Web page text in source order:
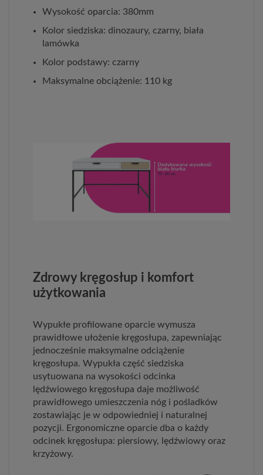
Wysokość oparcia: 380mm
Kolor siedziska: dinozaury, czarny, biała
lamówka
Kolor podstawy: czarny
Maksymalne obciążenie: 110 kg
Zdrowy kręgosłup i komfort
użytkowania
Wypukłe profilowane oparcie wymusza
prawidłowe ułożenie kręgosłupa, zapewniając
jednocześnie maksymalne odciążenie
kręgosłupa. Wypukła część siedziska
usytuowana na wysokości odcinka
lędźwiowego kręgosłupa daje możliwość
prawidłowego umieszczenia nóg i pośladków
zostawiając je w odpowiedniej i naturalnej
pozycji. Ergonomiczne oparcie dba o każdy
odcinek kręgosłupa: piersiowy, lędźwiowy oraz
krzyżowy.